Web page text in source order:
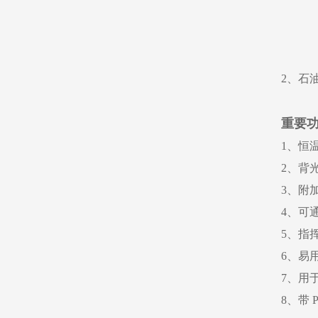
2、石
重要
1、恒
2、背
3、附
4、可
5、指
6、易
7、用
8、带